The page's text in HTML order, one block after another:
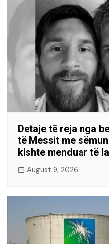
Detaje të reja nga
të Messit me
kishte menduar të
August 9, 2026